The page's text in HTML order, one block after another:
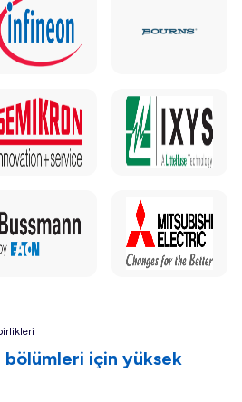
için yüksek